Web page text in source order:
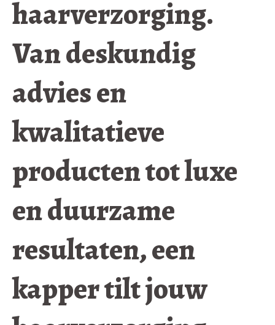
haarverzorging.
Van deskundig
advies en
kwalitatieve
producten tot luxe
en duurzame
resultaten, een
kapper tilt jouw